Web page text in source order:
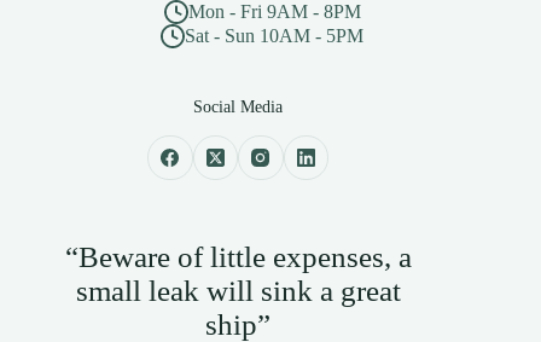
Mon - Fri 9AM - 8PM
Sat - Sun 10AM - 5PM
Social Media
“Beware of little expenses, a
small leak will sink a great
ship”